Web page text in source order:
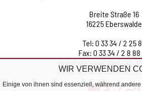
Breite Straße 16
16225 Eberswalde
Tel: 0 33 34 / 2 25
Fax: 0 33 34 / 2 8 88
info@steinmetzbetrieb-
WIR VERWENDEN
Einige von ihnen sind essenziell, während